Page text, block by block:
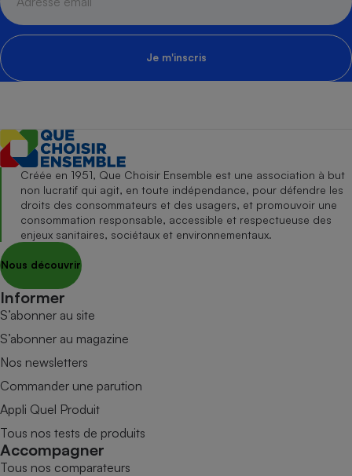
Je m'inscris
Créée en 1951, Que Choisir Ensemble est une association à but
non lucratif qui agit, en toute indépendance, pour défendre les
droits des consommateurs et des usagers, et promouvoir une
consommation responsable, accessible et respectueuse des
enjeux sanitaires, sociétaux et environnementaux.
Nous découvrir
Informer
S’abonner au site
S’abonner au magazine
Nos newsletters
Commander une parution
Appli Quel Produit
Tous nos tests de produits
Accompagner
Tous nos comparateurs